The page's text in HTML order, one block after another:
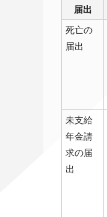
届出
死亡の
届出
未支給
年金請
求の届
出